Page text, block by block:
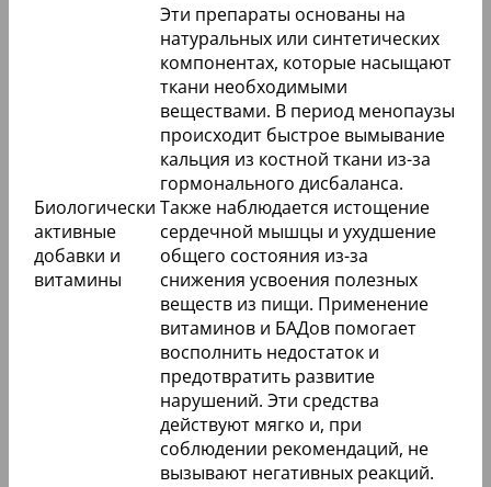
Биологически
активные
добавки и
витамины
Эти препараты основаны на
натуральных или синтетических
компонентах, которые насыщают
ткани необходимыми
веществами. В период менопаузы
происходит быстрое вымывание
кальция из костной ткани из-за
гормонального дисбаланса.
Также наблюдается истощение
сердечной мышцы и ухудшение
общего состояния из-за
снижения усвоения полезных
веществ из пищи. Применение
витаминов и БАДов помогает
восполнить недостаток и
предотвратить развитие
нарушений. Эти средства
действуют мягко и, при
соблюдении рекомендаций, не
вызывают негативных реакций.